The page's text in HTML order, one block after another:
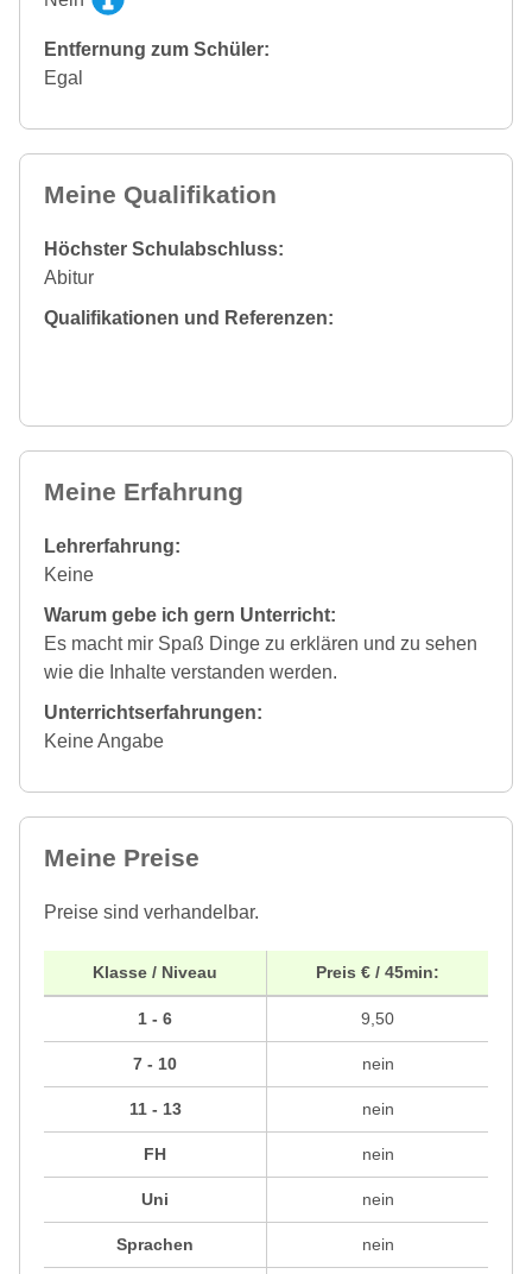
Entfernung zum Schüler:
Egal
Meine Qualifikation
Höchster Schulabschluss:
Abitur
Qualifikationen und Referenzen:
Meine Erfahrung
Lehrerfahrung:
Keine
Warum gebe ich gern Unterricht:
Es macht mir Spaß Dinge zu erklären und zu sehen
wie die Inhalte verstanden werden.
Unterrichtserfahrungen:
Keine Angabe
Meine Preise
Preise sind verhandelbar.
Klasse / Niveau
1 - 6
7 - 10
11 - 13
FH
Uni
Sprachen
Preis € / 45min:
9,50
nein
nein
nein
nein
nein